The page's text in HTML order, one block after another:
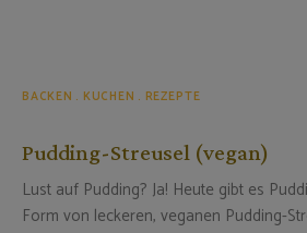
BACKEN KUCHEN REZEPTE
Pudding-Streusel (vegan)
Lust auf Pudding? Ja! Heute gibt es
Form von leckeren, veganen Pudding-